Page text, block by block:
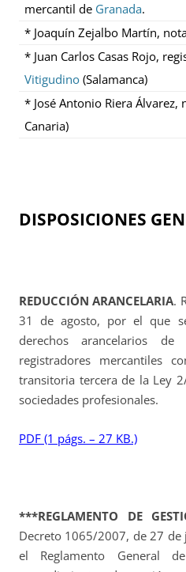
mercantil de Granada.
* Joaquín Zejalbo Martín,
* Juan Carlos Casas Rojo,
Vitigudino (Salamanca)
* José Antonio Riera
Canaria)
DISPOSICIONES
REDUCCIÓN ARANCELARIA.
31 de agosto, por el que
derechos arancelarios
registradores mercantiles
transitoria tercera de la Ley
sociedades profesionales.
PDF (1 págs. – 27 KB.)
***REGLAMENTO DE
Decreto 1065/2007, de 27
el Reglamento General